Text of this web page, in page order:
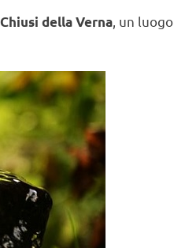
Chiusi della Verna , un luogo